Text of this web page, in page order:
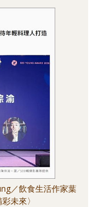
／飲食生活作家葉
未來〉